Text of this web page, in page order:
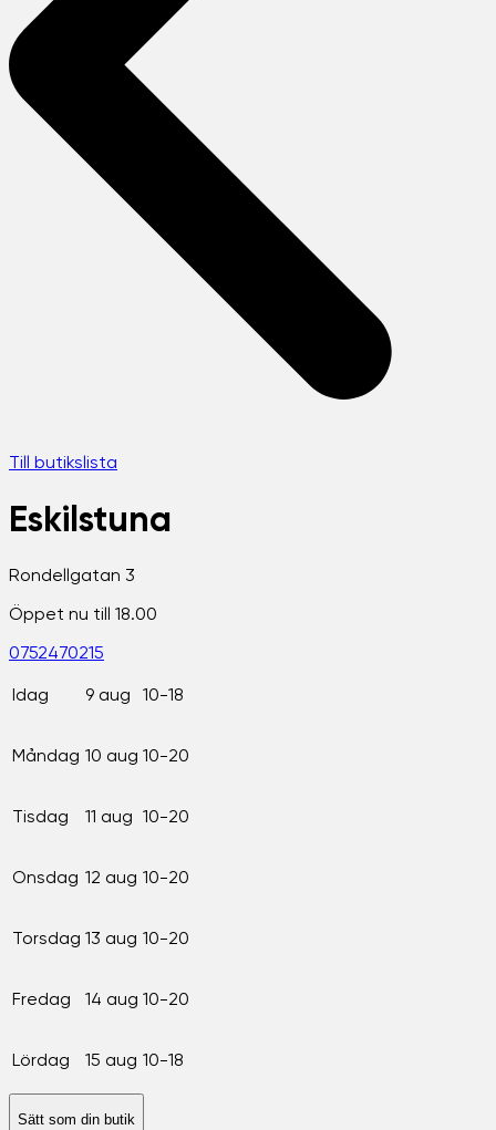
Till butikslista
Eskilstuna
Rondellgatan 3
Öppet nu till 18.00
0752470215
Idag 9 aug 10-18
Måndag 10 aug 10-20
Tisdag 11 aug 10-20
Onsdag 12 aug 10-20
Torsdag 13 aug 10-20
Fredag 14 aug 10-20
Lördag 15 aug 10-18
Sätt som din butik